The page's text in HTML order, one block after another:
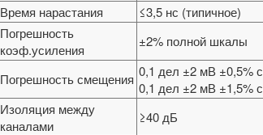
Время нарастания
≤3,5 нс (типичное)
Погрешность
коэф.усиления
±2% полной шкалы
Погрешность смещения 0,1 дел ±2 мВ ±0,5%
0,1 дел ±2 мВ ±1,5%
Изоляция между
каналами
≥40 дБ